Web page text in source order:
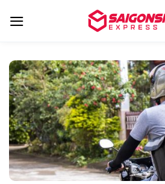
qua